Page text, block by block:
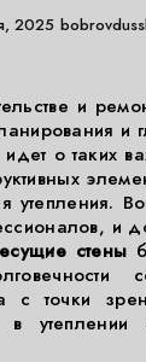
2025
и
и
о таких
утепления.
и
стены
с точки
в утеплении